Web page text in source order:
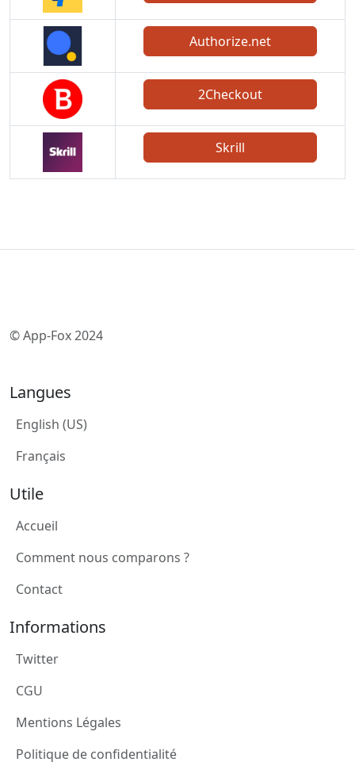
Authorize.net
2Checkout
Skrill
© App-Fox 2024
Langues
English (US)
Français
Utile
Accueil
Comment nous comparons ?
Contact
Informations
Twitter
CGU
Mentions Légales
Politique de confidentialité